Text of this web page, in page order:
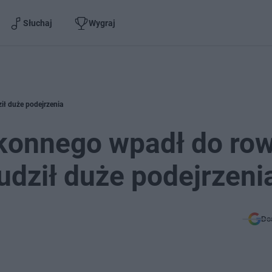
Słuchaj Wygraj
duże podejrzenia
wpadł do
duże